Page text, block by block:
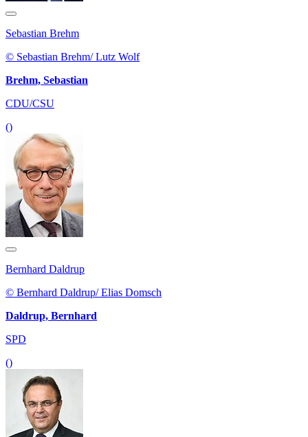
Sebastian Brehm
© Sebastian Brehm/ Lutz Wolf
Brehm, Sebastian
CDU/CSU
()
Bernhard Daldrup
© Bernhard Daldrup/ Elias Domsch
Daldrup, Bernhard
SPD
()